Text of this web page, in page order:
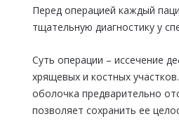
Перед операцией каждый
тщательную диагностику у
Суть операции – иссечение
хрящевых и костных
оболочка предварительно
позволяет сохранить ее